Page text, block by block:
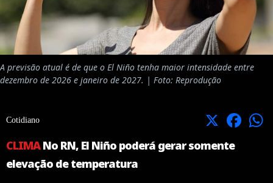
A previsão atual é de que o El Niño tenha maior intensidade entre
dezembro de 2026 e janeiro de 2027. | Foto: Reprodução
Cotidiano X Facebook
CLIMANo RN, El Niño poderá gerar somente
elevação de temperatura